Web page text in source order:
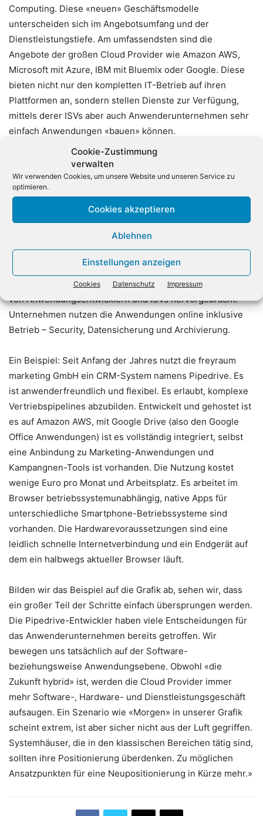
Cookie-Zustimmung
verwalten
Wir verwenden Cookies, um unsere Website und unseren Service zu
optimieren.
Cookies akzeptieren
Ablehnen
Einstellungen anzeigen
Cookies Datenschutz Impressum
Computing. Diese «neuen» Geschäftsmodelle
unterscheiden sich im Angebotsumfang und der
Dienstleistungstiefe. Am umfassendsten sind die
Angebote der großen Cloud Provider wie Amazon AWS,
Microsoft mit Azure, IBM mit Bluemix oder Google. Diese
bieten nicht nur den kompletten IT-Betrieb auf ihren
Plattformen an, sondern stellen Dienste zur Verfügung,
mittels derer ISVs aber auch Anwenderunternehmen sehr
einfach Anwendungen «bauen» können.
Hieß es bis vor Kurzem: «Niemals wird der deutsche
Mittelstand seine Daten in den Cloud auslagern!», hat sich
diese Position erheblich aufgeweicht. Deutsche
Mittelständler tun das, Großunternehmen tun das schon
längst, wenn auch eher punktuell und Kleinunternehmen
tun das erst recht. Denn noch nie ist es für Unternehmen
so einfach und günstig gewesen, selbst komplexe IT-
Lösungen einzuführen und zu benutzen. Denn die
Angebote der Cloud Provider haben riesige Ökosysteme
von Anwendungsentwicklern und ISVs hervorgebracht.
Unternehmen nutzen die Anwendungen online inklusive
Betrieb – Security, Datensicherung und Archivierung.
Ein Beispiel: Seit Anfang der Jahres nutzt die freyraum
marketing GmbH ein CRM-System namens Pipedrive. Es
ist anwenderfreundlich und flexibel. Es erlaubt, komplexe
Vertriebspipelines abzubilden. Entwickelt und gehostet ist
es auf Amazon AWS, mit Google Drive (also den Google
Office Anwendungen) ist es vollständig integriert, selbst
eine Anbindung zu Marketing-Anwendungen und
Kampangnen-Tools ist vorhanden. Die Nutzung kostet
wenige Euro pro Monat und Arbeitsplatz. Es arbeitet im
Browser betriebssystemunabhängig, native Apps für
unterschiedliche Smartphone-Betriebssysteme sind
vorhanden. Die Hardwarevoraussetzungen sind eine
leidlich schnelle Internetverbindung und ein Endgerät auf
dem ein halbwegs aktueller Browser läuft.
Bilden wir das Beispiel auf die Grafik ab, sehen wir, dass
ein großer Teil der Schritte einfach übersprungen werden.
Die Pipedrive-Entwickler haben viele Entscheidungen für
das Anwenderunternehmen bereits getroffen. Wir
bewegen uns tatsächlich auf der Software-
beziehungsweise Anwendungsebene. Obwohl «die
Zukunft hybrid» ist, werden die Cloud Provider immer
mehr Software-, Hardware- und Dienstleistungsgeschäft
aufsaugen. Ein Szenario wie «Morgen» in unserer Grafik
scheint extrem, ist aber sicher nicht aus der Luft gegriffen.
Systemhäuser, die in den klassischen Bereichen tätig sind,
sollten ihre Positionierung überdenken. Zu möglichen
Ansatzpunkten für eine Neupositionierung in Kürze mehr.»